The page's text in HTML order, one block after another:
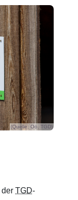
(Quelle: Oö. TGD)
der TGD-